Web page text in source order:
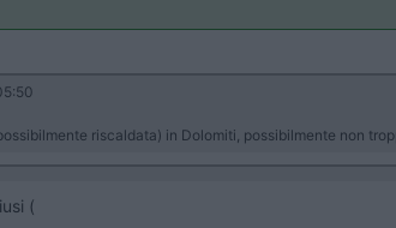
riscaldata) in Dolomiti, possibilmente non
(